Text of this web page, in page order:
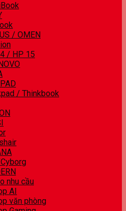
/ OMEN
/ HP 15
/ Thinkbook
nhu cầu
AI
văn phòng